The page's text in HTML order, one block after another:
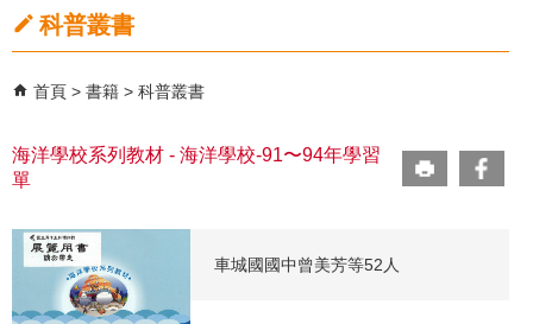
科普叢書
首頁 書籍 科普叢書
海洋學校系列教材 - 海洋學校-91〜94年學習
單
車城國國中曾美芳等52人